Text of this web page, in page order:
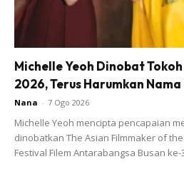
Michelle Yeoh Dinobat
2026, Terus Harumkan
Nana - 7 Ogo 2026
Michelle Yeoh mencipta pencapaian
dinobatkan The Asian Filmmaker of
Festival Filem Antarabangsa Busan ke-